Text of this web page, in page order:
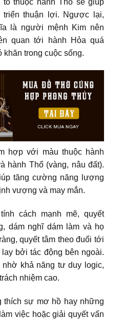
thuận lợi. Ngược lại,
là người mệnh Kim nên
quan tới hành Hỏa quá
khăn trong cuộc sống.
hợp với màu thuộc hành
hành Thổ (vàng, nâu đất).
tăng cường năng lượng
vượng và may mắn.
cách mạnh mẽ, quyết
dám nghĩ dám làm và họ
quyết tâm theo đuổi tới
bởi tác động bên ngoài.
nhờ khả năng tư duy logic,
nhiệm cao.
thích sự mơ hồ hay những
việc hoặc giải quyết vấn